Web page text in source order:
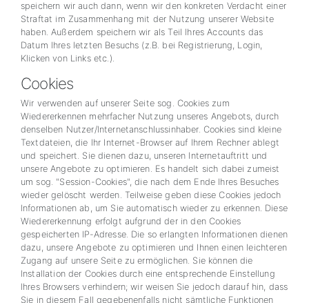
speichern wir auch dann, wenn wir den konkreten Verdacht einer
Straftat im Zusammenhang mit der Nutzung unserer Website
haben. Außerdem speichern wir als Teil Ihres Accounts das
Datum Ihres letzten Besuchs (z.B. bei Registrierung, Login,
Klicken von Links etc.).
Cookies
Wir verwenden auf unserer Seite sog. Cookies zum
Wiedererkennen mehrfacher Nutzung unseres Angebots, durch
denselben Nutzer/Internetanschlussinhaber. Cookies sind kleine
Textdateien, die Ihr Internet-Browser auf Ihrem Rechner ablegt
und speichert. Sie dienen dazu, unseren Internetauftritt und
unsere Angebote zu optimieren. Es handelt sich dabei zumeist
um sog. "Session-Cookies", die nach dem Ende Ihres Besuches
wieder gelöscht werden. Teilweise geben diese Cookies jedoch
Informationen ab, um Sie automatisch wieder zu erkennen. Diese
Wiedererkennung erfolgt aufgrund der in den Cookies
gespeicherten IP-Adresse. Die so erlangten Informationen dienen
dazu, unsere Angebote zu optimieren und Ihnen einen leichteren
Zugang auf unsere Seite zu ermöglichen. Sie können die
Installation der Cookies durch eine entsprechende Einstellung
Ihres Browsers verhindern; wir weisen Sie jedoch darauf hin, dass
Sie in diesem Fall gegebenenfalls nicht sämtliche Funktionen